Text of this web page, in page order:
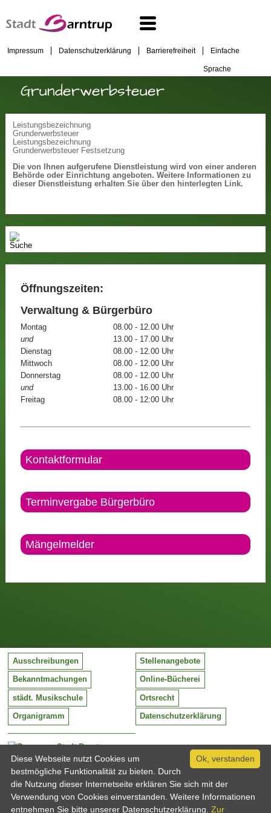
Impressum Datenschutzerklärung Barrierefreiheit Einfache
Sprache
Grunderwerbsteuer
Leistungsbezeichnung
Grunderwerbsteuer
Leistungsbezeichnung
Grunderwerbsteuer Festsetzung
Die von Ihnen aufgerufene Dienstleistung wird von einer anderen
Behörde oder Einrichtung angeboten. Weitere Informationen zu
dieser Dienstleistung erhalten Sie über den hinterlegten Link.
Öffnungszeiten:
Verwaltung & Bürgerbüro
Montag
08.00 - 12.00 Uhr
und
13.00 - 17.00 Uhr
Dienstag
08.00 - 12.00 Uhr
Mittwoch
08.00 - 12.00 Uhr
Donnerstag
08.00 - 12.00 Uhr
und
13.00 - 16.00 Uhr
Freitag
08.00 - 12:00 Uhr
Kontaktformular
Terminvergabe Bürgerbüro
Mängelmelder
Stadt Barntrup
Mittelstraße 38
32683 Barntrup
Tel:
Email:
05263 / 409-0
info@barntrup.de
Ausschreibungen Stellenangebote
Bekanntmachungen Online-Bücherei
städt. Musikschule Ortsrecht
Organigramm Datenschutzerklärung
Ok, verstanden
Diese Webseite nutzt Cookies um
bestmögliche Funktionalität zu bieten. Durch
die Nutzung dieser Internetseite erklären Sie sich mit der
Verwendung von Cookies einverstanden. Weitere Informationen
entnehmen Sie bitte unserer Datenschutzerklärung. Zur